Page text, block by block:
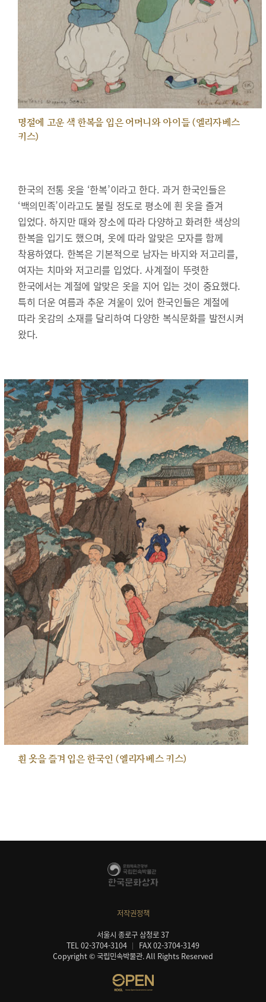
명절에 고운 색 한복을 입은 어머니와 아이들 (엘리자베스
키스)
한국의 전통 옷을 ‘한복’이라고 한다. 과거 한국인들은
‘백의민족’이라고도 불릴 정도로 평소에 흰 옷을 즐겨
입었다. 하지만 때와 장소에 따라 다양하고 화려한 색상의
한복을 입기도 했으며, 옷에 따라 알맞은 모자를 함께
착용하였다. 한복은 기본적으로 남자는 바지와 저고리를,
여자는 치마와 저고리를 입었다. 사계절이 뚜렷한
한국에서는 계절에 알맞은 옷을 지어 입는 것이 중요했다.
특히 더운 여름과 추운 겨울이 있어 한국인들은 계절에
따라 옷감의 소재를 달리하여 다양한 복식문화를 발전시켜
왔다.
흰 옷을 즐겨 입은 한국인 (엘리자베스 키스)
저작권정책
서울시 종로구 삼청로 37
TEL 02-3704-3104
FAX 02-3704-3149
Copyright © 국립민속박물관. All Rights Reserved